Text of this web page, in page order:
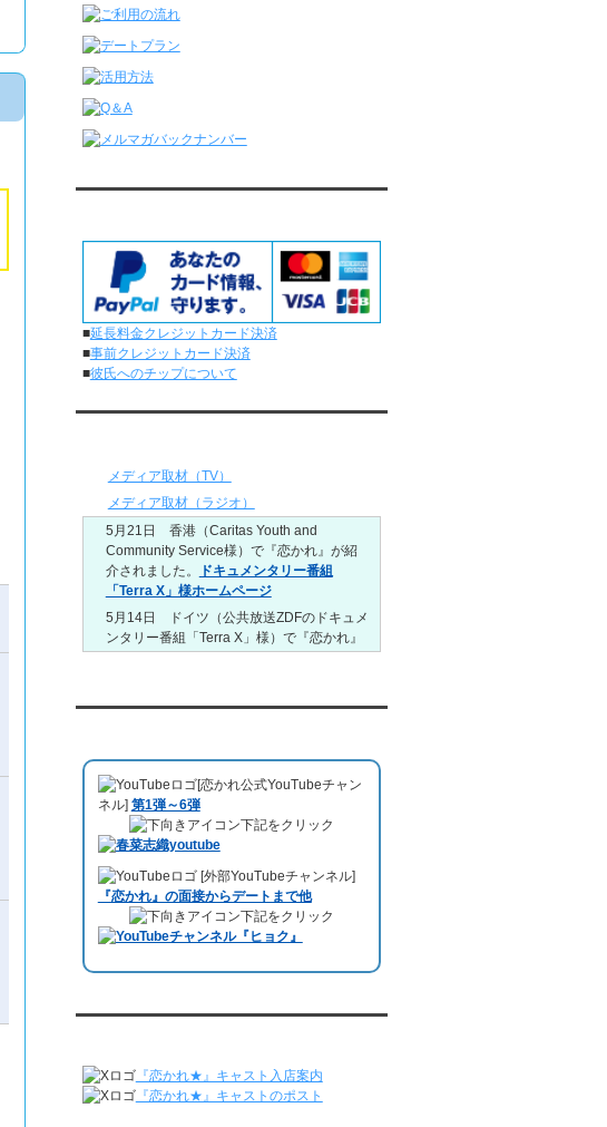
6/29～7/5
ました。
レンタル彼氏と3回のオンラインデートがあ
6/22～6/28
レンタル彼氏と181回の通常デートがあり
レンタル彼氏と188回の通常デートがあり
ました。
レンタル彼氏と4回のオンラインデートがあ
りました。
6/8～6/14
レンタル彼氏と161回の通常デートがあり
ました。
りました。
ました。
レンタル彼氏と2回のオンラインデートがあ
りました。
5/25～5/31
レンタル彼氏と172回の通常デートがあり
ました。
りました。
5/18～5/24
レンタル彼氏と1回のオンラインデートがあ
5/11～5/17
レンタル彼氏と164回の通常デートがあり
ました。
レンタル彼氏と2回のオンラインデートがあ
りました。
5/4～5/10
レンタル彼氏と151回の通常デートがあり
ました。
レンタル彼氏と2回のオンラインデートがあ
りました。
4/27～5/3
ました。
4/20～4/26
レンタル彼氏と159回の通常デートがあり
■延長料金クレジットカード決済
■事前クレジットカード決済
■彼氏へのチップについて
メディア取材（TV）
メディア取材（ラジオ）
5月21日 香港（Caritas Youth and
Community Service様）で『恋かれ』が紹
介されました。
ドキュメンタリー番組
「Terra X」様ホームページ
5月14日 ドイツ（公共放送ZDFのドキュメ
ンタリー番組「Terra X」様）で『恋かれ』
1月26日22:00から福岡のラジオ局・RKB毎
した。、【22時今夜の活！】（実際の音
声）のコーナーで福岡よしもとの服部さや
かさんの軽快な語り口調で、事務局児玉が
レンタル彼氏のエピソードなどを語りまし
た。
10月11日 ドイツ最大規模のテレビ局
「RTL」で レンタル彼氏が取材されまし
た。レポーターはRTL局カロリナ
「Karolina Kaminska」さん。ハチ公前集
約3時間のデートを楽しみました。
72kg」でレンタル彼氏をご利用いただきま
ABEMA「声優と夜あそび繋」で取材依頼さ
れました。
[恋かれ公式YouTubeチャン
ネル] 第1弾～6弾
下記をクリック
[外部YouTubeチャンネル]
『恋かれ』の面接からデートまで他
下記をクリック
『恋かれ★』キャスト入店案内
『恋かれ★』キャストのポスト